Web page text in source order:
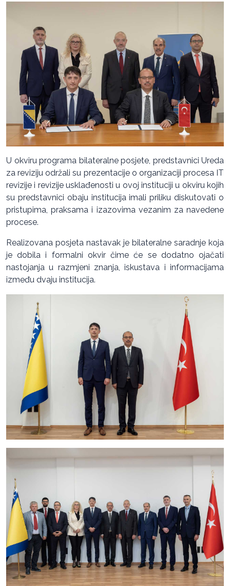
U okviru programa bilateralne posjete, predstavnici Ureda
za reviziju održali su prezentacije o organizaciji procesa IT
revizije i revizije usklađenosti u ovoj instituciji u okviru kojih
su predstavnici obaju institucija imali priliku diskutovati o
pristupima, praksama i izazovima vezanim za navedene
procese.
Realizovana posjeta nastavak je bilateralne saradnje koja
je dobila i formalni okvir čime će se dodatno ojačati
nastojanja u razmjeni znanja, iskustava i informacijama
između dvaju institucija.